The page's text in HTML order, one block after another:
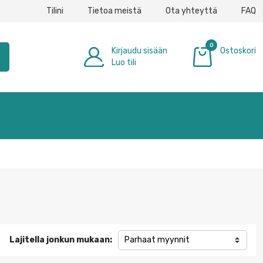
Tilini Tietoa meistä Ota yhteyttä FAQ
Kirjaudu sisään
Luo tili
0
Ostoskori
Lajitella jonkun mukaan: Parhaat myynnit